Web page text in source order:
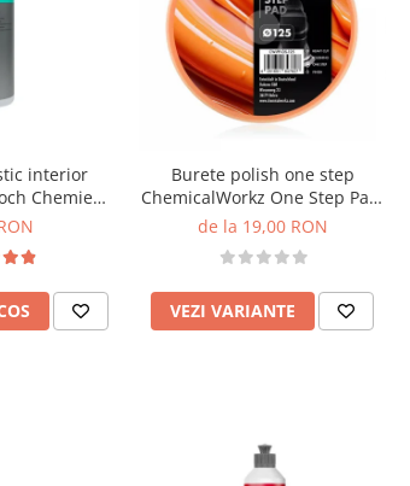
interior
Chemie
1L
Burete polish one step
ChemicalWorkz One Step Pad,
portocaliu
de la 19,00 RON
VEZI VARIANTE